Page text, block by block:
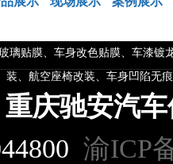
璃贴膜、车身改色贴膜、车漆
装、航空座椅改装、车身凹陷无
重庆驰安汽
渝ICP